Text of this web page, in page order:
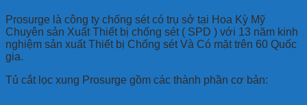
Prosurge là công ty chống sét có trụ sở tại Hoa Kỳ Mỹ
Chuyên sản Xuất Thiết bị chống sét ( SPD ) với 13 năm kinh
nghiệm sản xuất Thiết bị Chống sét Và Có mặt trên 60 Quốc
gia.
Tủ cắt lọc xung Prosurge gồm các thành phần cơ bản: